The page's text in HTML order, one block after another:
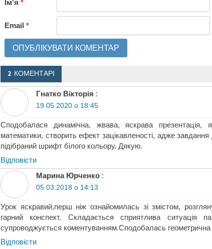
Ім'я *
Email *
2 КОМЕНТАРІ
Гнатко Вікторія :
19.05.2020 о 18:45
Сподобалася динамічна, жвава, яскрава презентація,
математики, створить ефект зацікавленості, адже
підібраний шрифт білого кольору. Дякую.
Відповіcти
Марина Юрченко :
05.03.2018 о 14:13
Урок яскравий,перш ніж ознайомилась зі змістом,
гарний конспект. Складається сприятлива ситуація
супроводжується коментуванням.Сподобалась геометрична
Відповіcти